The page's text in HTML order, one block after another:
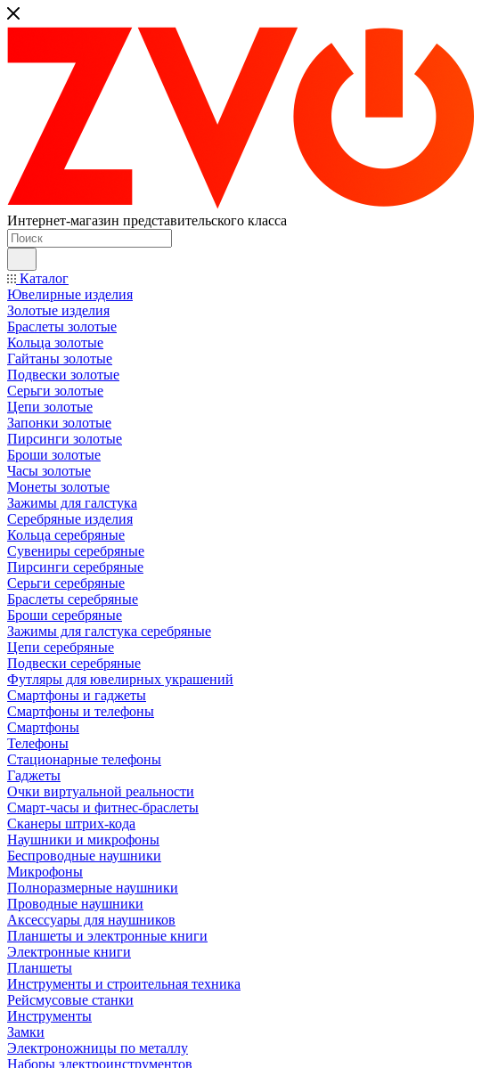
Интернет-магазин представительского класса
Каталог
Ювелирные изделия
Золотые изделия
Браслеты золотые
Кольца золотые
Гайтаны золотые
Подвески золотые
Серьги золотые
Цепи золотые
Запонки золотые
Пирсинги золотые
Броши золотые
Часы золотые
Монеты золотые
Зажимы для галстука
Серебряные изделия
Кольца серебряные
Сувениры серебряные
Пирсинги серебряные
Серьги серебряные
Браслеты серебряные
Броши серебряные
Зажимы для галстука серебряные
Цепи серебряные
Подвески серебряные
Футляры для ювелирных украшений
Смартфоны и гаджеты
Смартфоны и телефоны
Смартфоны
Телефоны
Стационарные телефоны
Гаджеты
Очки виртуальной реальности
Смарт-часы и фитнес-браслеты
Сканеры штрих-кода
Наушники и микрофоны
Беспроводные наушники
Микрофоны
Полноразмерные наушники
Проводные наушники
Аксессуары для наушников
Планшеты и электронные книги
Электронные книги
Планшеты
Инструменты и строительная техника
Рейсмусовые станки
Инструменты
Замки
Электроножницы по металлу
Наборы электроинструментов